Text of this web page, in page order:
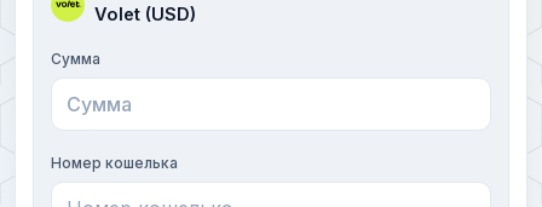
Volet (USD)
Сумма
Номер кошелька